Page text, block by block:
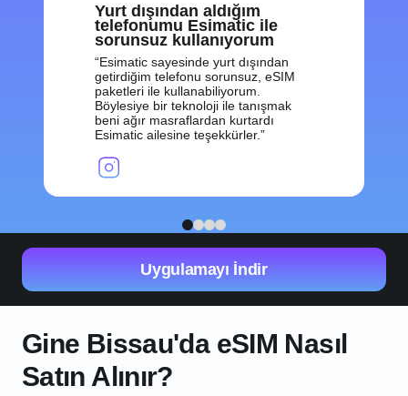
Yurt dışından aldığım
telefonumu Esimatic ile
sorunsuz kullanıyorum
Esimatic sayesinde yurt dışından
getirdiğim telefonu sorunsuz, eSIM
paketleri ile kullanabiliyorum.
Böylesiye bir teknoloji ile tanışmak
beni ağır masraflardan kurtardı
Esimatic ailesine teşekkürler.
1 2 3 4
Uygulamayı İndir
Gine Bissau'da eSIM Nasıl
Satın Alınır?